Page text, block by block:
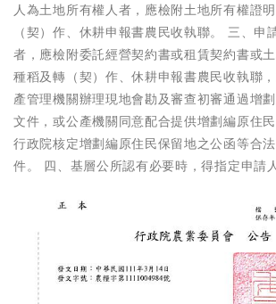
人為土地所有權人者，應檢附土地所有權證
（契）作、休耕申報書農民收執聯。 三、申
者，應檢附委託經營契約書或租賃契約書或
種稻及轉（契）作、休耕申報書農民收執聯
產管理機關辦理現地會勘及審查初審通過增
文件，或公產機關同意配合提供增劃編原住
行政院核定增劃編原住民保留地之公函等合
件。 四、基層公所認有必要時，得指定申請